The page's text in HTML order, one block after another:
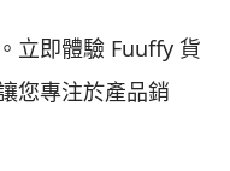
立即體驗 Fuuffy 貨
您專注於產品銷